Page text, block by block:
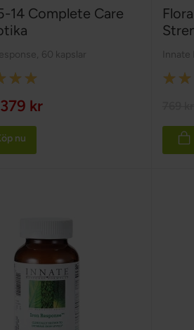
14 Complete Care
60 kapslar
379 kr
nu